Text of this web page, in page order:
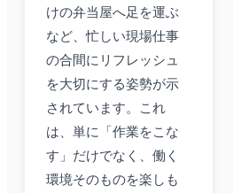
けの弁当屋へ足を運ぶ
など、忙しい現場仕事
の合間にリフレッシュ
を大切にする姿勢が示
されています。これ
は、単に「作業をこな
す」だけでなく、働く
環境そのものを楽しも